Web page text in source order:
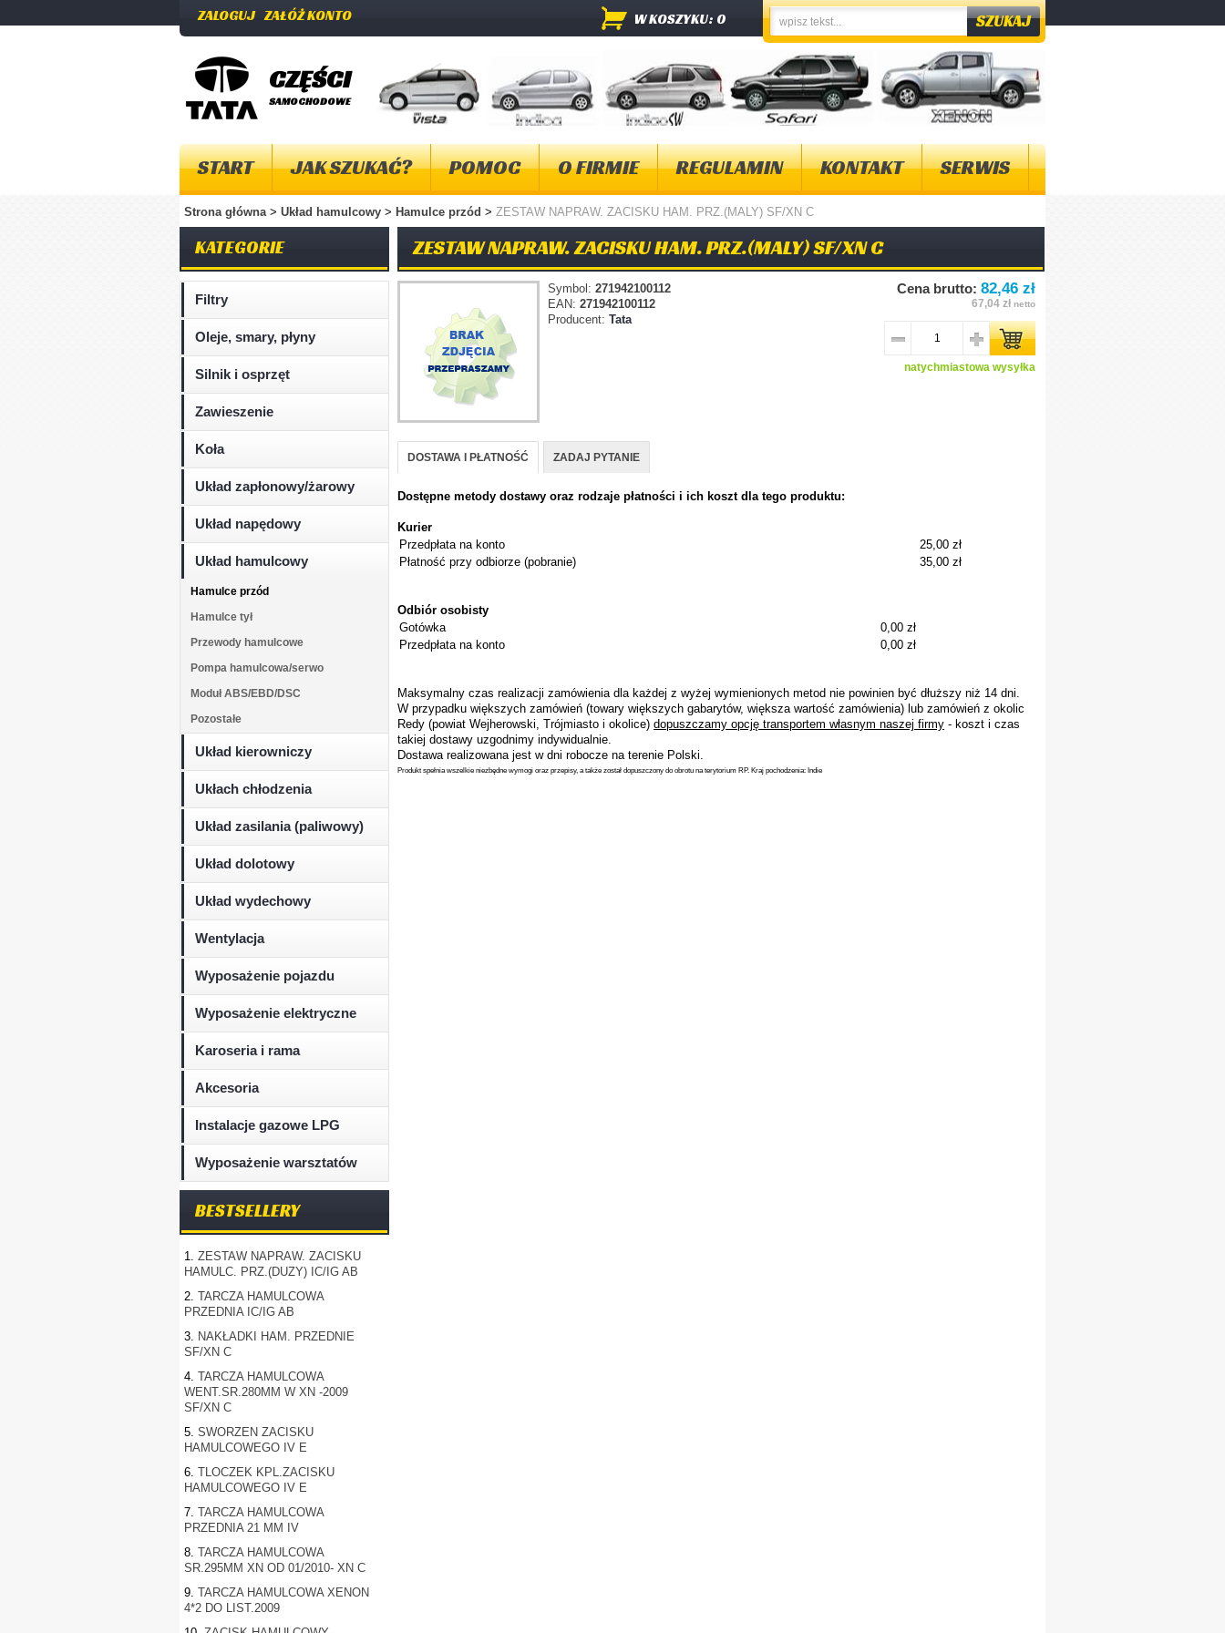
ZALOGUJ ZAŁÓŻ KONTO W KOSZYKU: 0
CZĘŚCI
SAMOCHODOWE
START JAK SZUKAĆ? POMOC O FIRMIE REGULAMIN KONTAKT SERWIS
Strona główna> Układ hamulcowy > Hamulce przód > ZESTAW NAPRAW. ZACISKU HAM. PRZ.(MALY) SF/XN C
KATEGORIE
Filtry
Oleje, smary, płyny
Silnik i osprzęt
Zawieszenie
Koła
Układ zapłonowy/żarowy
Układ napędowy
Układ hamulcowy
Hamulce przód
Hamulce tył
Przewody hamulcowe
Pompa hamulcowa/serwo
Moduł ABS/EBD/DSC
Pozostałe
Układ kierowniczy
Ukłach chłodzenia
Układ zasilania (paliwowy)
Układ dolotowy
Układ wydechowy
Wentylacja
Wyposażenie pojazdu
Wyposażenie elektryczne
Karoseria i rama
Akcesoria
Instalacje gazowe LPG
Wyposażenie warsztatów
BESTSELLERY
1. ZESTAW NAPRAW. ZACISKU
HAMULC. PRZ.(DUZY) IC/IG AB
2. TARCZA HAMULCOWA
PRZEDNIA IC/IG AB
3. NAKŁADKI HAM. PRZEDNIE
SF/XN C
4. TARCZA HAMULCOWA
WENT.SR.280MM W XN -2009
SF/XN C
5. SWORZEN ZACISKU
HAMULCOWEGO IV E
6. TLOCZEK KPL.ZACISKU
HAMULCOWEGO IV E
7. TARCZA HAMULCOWA
PRZEDNIA 21 MM IV
8. TARCZA HAMULCOWA
SR.295MM XN OD 01/2010- XN C
9. TARCZA HAMULCOWA XENON
4*2 DO LIST.2009
ZESTAW NAPRAW. ZACISKU HAM. PRZ.(MALY) SF/XN C
Symbol: 271942100112
EAN: 271942100112
Producent: Tata
Cena brutto: 82,46 zł
67,04 zł netto
natychmiastowa wysyłka
DOSTAWA I PŁATNOŚĆ ZADAJ PYTANIE
Dostępne metody dostawy oraz rodzaje płatności i ich koszt dla tego produktu:
Kurier
Przedpłata na konto
25,00 zł
Płatność przy odbiorze (pobranie)
35,00 zł
Odbiór osobisty
Gotówka
0,00 zł
Przedpłata na konto
0,00 zł
Maksymalny czas realizacji zamówienia dla każdej z wyżej wymienionych metod nie powinien być dłuższy niż 14 dni.
W przypadku większych zamówień (towary większych gabarytów, większa wartość zamówienia) lub zamówień z okolic
Redy (powiat Wejherowski, Trójmiasto i okolice) dopuszczamy opcję transportem własnym naszej firmy - koszt i czas
takiej dostawy uzgodnimy indywidualnie.
Dostawa realizowana jest w dni robocze na terenie Polski.
Produkt spełnia wszelkie niezbędne wymogi oraz przepisy, a także został dopuszczony do obrotu na terytorium RP. Kraj pochodzenia: Indie